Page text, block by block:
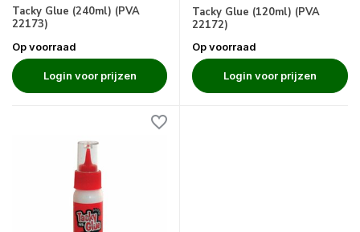
Tacky Glue (240ml) (PVA
22173)
Op voorraad
Login voor prijzen
Tacky Glue (120ml) (PVA
22172)
Op voorraad
Login voor prijzen